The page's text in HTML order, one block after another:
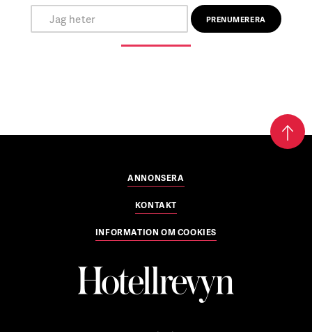
ANNONSERA
KONTAKT
INFORMATION OM COOKIES